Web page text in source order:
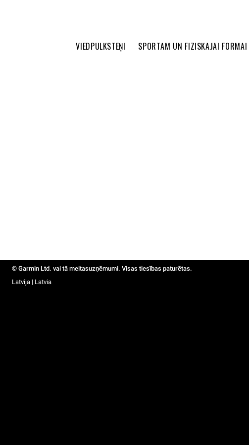
VIEDPULKSTEŅI SPORTAM UN FIZISKAJAI FORMAI
© Garmin Ltd. vai tā meitasuzņēmumi. Visas tiesības paturētas.
Latvija | Latvia